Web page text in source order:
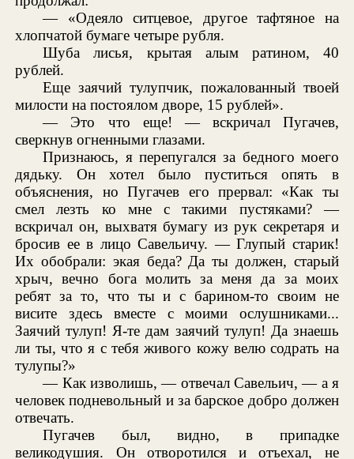
— «Одеяло ситцевое, другое тафтяное на
хлопчатой бумаге четыре рубля.
Шуба лисья, крытая алым ратином, 40
рублей.
Еще заячий тулупчик, пожалованный твоей
милости на постоялом дворе, 15 рублей».
— Это что еще! — вскричал Пугачев,
сверкнув огненными глазами.
Признаюсь, я перепугался за бедного моего
дядьку. Он хотел было пуститься опять в
объяснения, но Пугачев его прервал: «Как ты
смел лезть ко мне с такими пустяками? —
вскричал он, выхватя бумагу из рук секретаря и
бросив ее в лицо Савельичу. — Глупый старик!
Их обобрали: экая беда? Да ты должен, старый
хрыч, вечно бога молить за меня да за моих
ребят за то, что ты и с барином-то своим не
висите здесь вместе с моими ослушниками...
Заячий тулуп! Я-те дам заячий тулуп! Да знаешь
ли ты, что я с тебя живого кожу велю содрать на
тулупы?»
— Как изволишь, — отвечал Савельич, — а я
человек подневольный и за барское добро должен
отвечать.
Пугачев был, видно, в припадке
великодушия. Он отворотился и отъехал, не